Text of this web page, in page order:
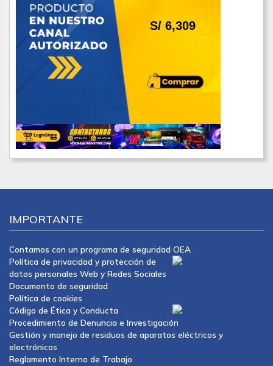
S/ 6,309
IMPORTANTE
Contamos con un programa de seguridad OEA
Política de privacidad y protección de
datos personales Web y Redes Sociales
Documento de seguridad
Política de cookies
Código de Ética y Conducta
Procedimiento de Denuncia e Investigación
Gestión y manejo de residuos de aparatos eléctricos y
electrónicos
Reglamento Interno de Trabajo